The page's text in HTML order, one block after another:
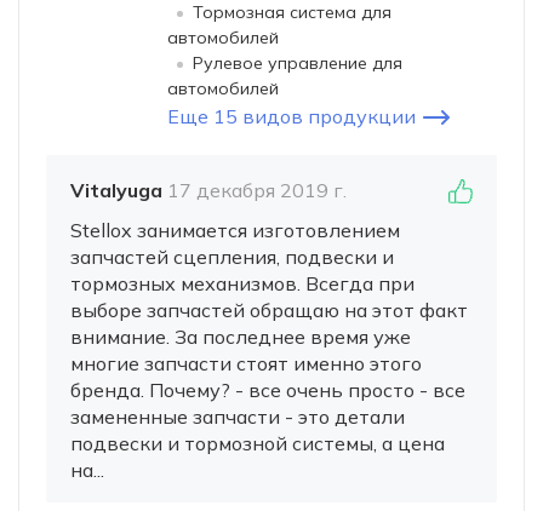
Тормозная система для
автомобилей
Рулевое управление для
автомобилей
Еще 15 видов продукции
Vitalyuga 17 декабря 2019 г.
Stellox занимается изготовлением
запчастей сцепления, подвески и
тормозных механизмов. Всегда при
выборе запчастей обращаю на этот факт
внимание. За последнее время уже
многие запчасти стоят именно этого
бренда. Почему? - все очень просто - все
замененные запчасти - это детали
подвески и тормозной системы, а цена
на...